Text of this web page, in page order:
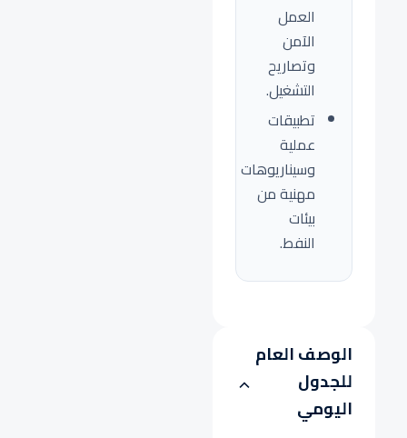
العمل
الآمن
وتصاريح
التشغيل.
تطبيقات
عملية
وسيناريوهات
مهنية من
بيئات
النفط.
الوصف العام
للجدول
اليومي